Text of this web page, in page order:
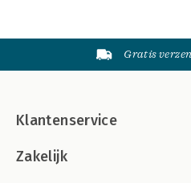
Gratis
Klantenservice
Zakelijk